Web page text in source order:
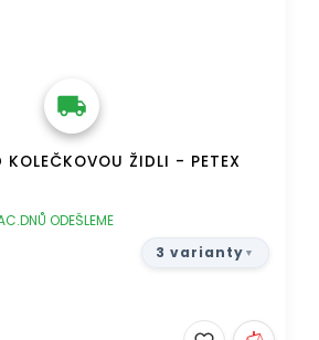
KOLEČKOVOU ŽIDLI - PETEX
ODEŠLEME
3 varianty